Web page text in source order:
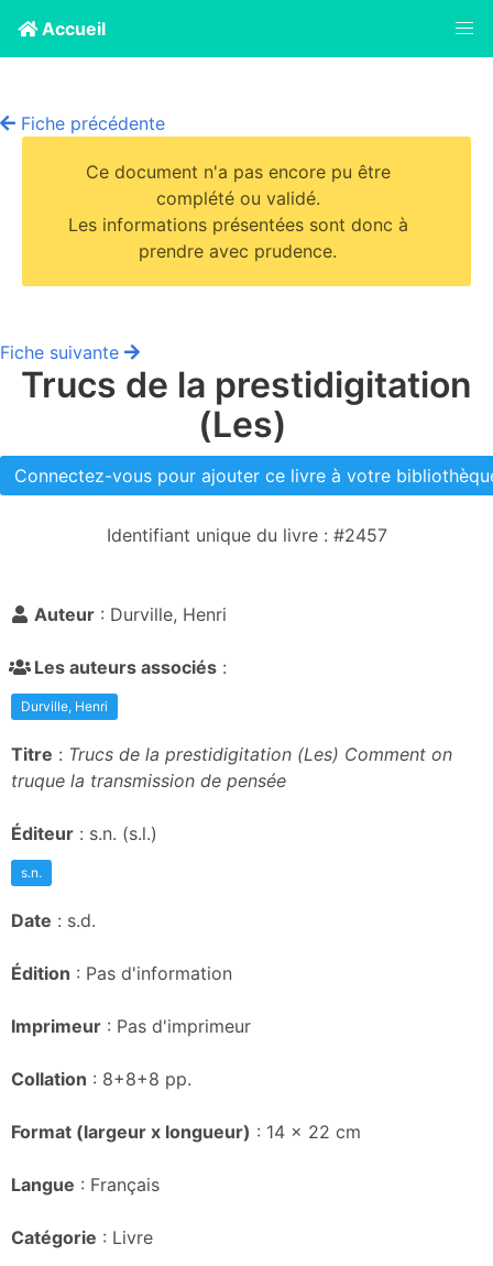
Accueil
Fiche précédente
Ce document n'a pas encore pu être
complété ou validé.
Les informations présentées sont donc à
prendre avec prudence.
Fiche suivante
Trucs de la prestidigitation
(Les)
Connectez-vous pour ajouter ce livre à votre
Identifiant unique du livre : #2457
Auteur : Durville, Henri
Les auteurs associés :
Durville, Henri
Titre : Trucs de la prestidigitation (Les) Comment on
truque la transmission de pensée
Éditeur : s.n. (s.l.)
s.n.
Date : s.d.
Édition : Pas d'information
Imprimeur : Pas d'imprimeur
Collation : 8+8+8 pp.
Format (largeur x longueur) : 14 x 22 cm
Langue : Français
Catégorie : Livre